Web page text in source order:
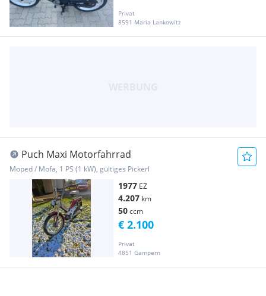
Privat
8591 Maria Lankowitz
Puch Maxi Motorfahrrad
Moped / Mofa, 1 PS (1 kW), gültiges Pickerl
1977 EZ
4.207 km
50ccm
Privat
4851 Gampern
€ 2.100